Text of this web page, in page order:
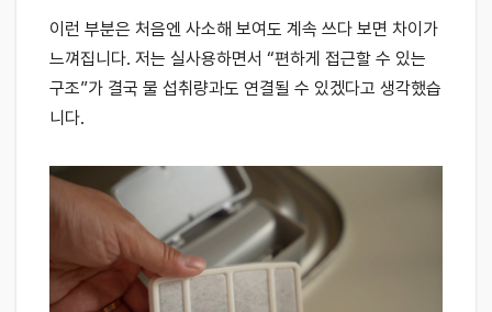
이런 부분은 처음엔 사소해 보여도 계속 쓰다 보면 차이가
느껴집니다. 저는 실사용하면서 “편하게 접근할 수 있는
구조”가 결국 물 섭취량과도 연결될 수 있겠다고 생각했습
니다.